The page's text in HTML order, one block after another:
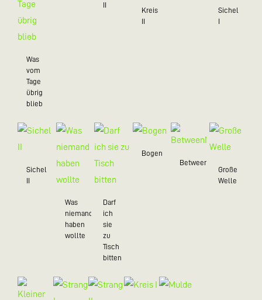
Was
vom
Tage
übrig
blieb
II
Kreis
II
Sichel
I
Sichel
II
Was
niemand
haben
wollte
Darf
ich
sie
zu
Tisch
bitten
Bogen
BetweenMe
Große
Welle